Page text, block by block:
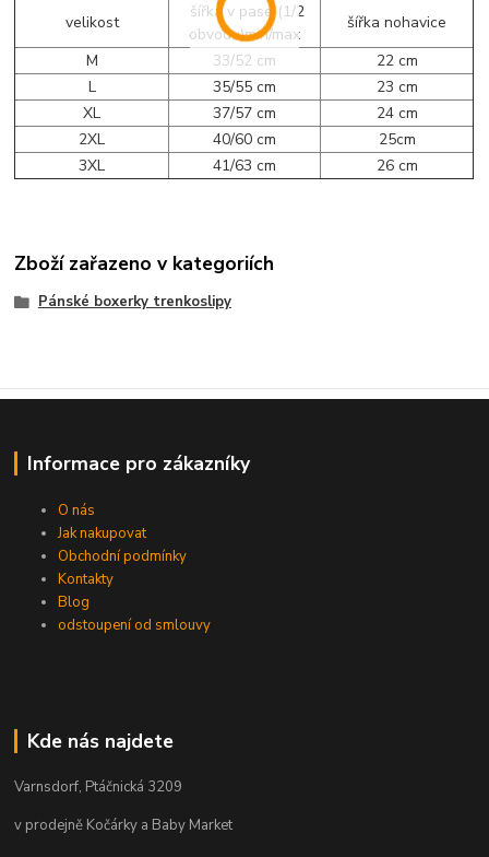
velikost
šířka v pase (1/2
obvodu)min/max
šířka nohavice
M
33/52 cm
22 cm
L
35/55 cm
23 cm
XL
37/57 cm
24 cm
2XL
40/60 cm
25cm
3XL
41/63 cm 26 cm
Zboží zařazeno v kategoriích
Pánské boxerky trenkoslipy
Informace pro zákazníky
O nás
Jak nakupovat
Obchodní podmínky
Kontakty
Blog
odstoupení od smlouvy
Kde nás najdete
Varnsdorf, Ptáčnická 3209
v prodejně Kočárky a Baby Market